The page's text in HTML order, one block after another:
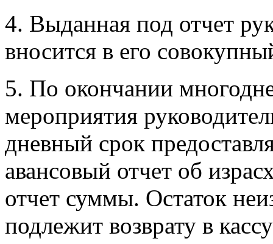
4. Выданная под отчет
вносится в его
5. По окончании
мероприятия
дневный срок
авансовый отчет об
отчет суммы. Остаток
подлежит возврату в